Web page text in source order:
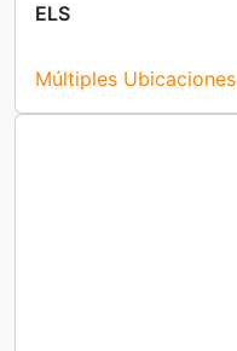
ELS
Múltiples Ubicaciones